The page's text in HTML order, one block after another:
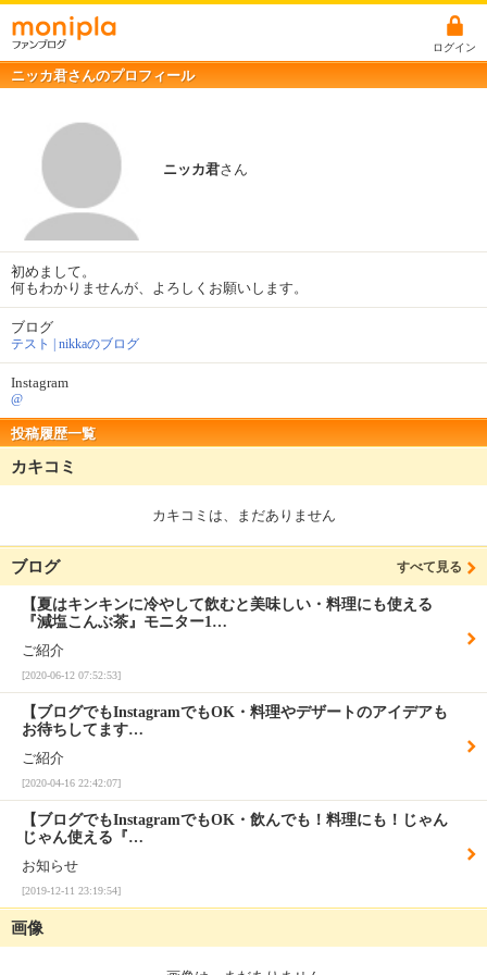
ログイン
ニッカ君さんのプロフィール
ニッカ君さん
初めまして。
何もわかりませんが、よろしくお願いします。
ブログ
テスト | nikkaのブログ
Instagram
@
投稿履歴一覧
カキコミ
カキコミは、まだありません
ブログ すべて見る
【夏はキンキンに冷やして飲むと美味しい・料理にも使える
『減塩こんぶ茶』モニター1…
ご紹介
[2020-06-12 07:52:53]
【ブログでもInstagramでもOK・料理やデザートのアイデアも
お待ちしてます…
ご紹介
[2020-04-16 22:42:07]
【ブログでもInstagramでもOK・飲んでも！料理にも！じゃん
じゃん使える『…
お知らせ
[2019-12-11 23:19:54]
画像